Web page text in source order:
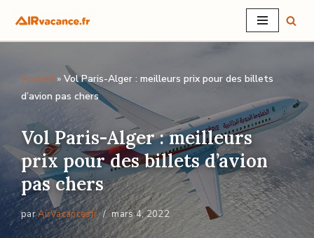
Aller
contenu
Accueil » Vol Paris-Alger : meilleurs prix pour des billets
d’avion pas chers
Vol Paris-Alger : meilleurs
prix pour des billets d’avion
pas chers
parAirVacancesfr mars 4, 2022